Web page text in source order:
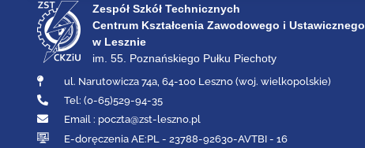
Zespół Szkół Technicznych
Centrum Kształcenia Zawodowego i Ustawicznego
w Lesznie
im. 55. Poznańskiego Pułku Piechoty
ul. Narutowicza 74a, 64-100 Leszno (woj. wielkopolskie)
Tel: (0-65)529-94-35
Email : poczta@zst-leszno.pl
E-doręczenia AE:PL - 23788-92630-AVTBI - 16